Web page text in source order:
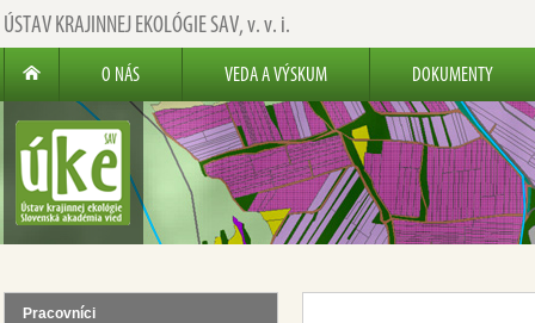
ÚSTAV KRAJINNEJ EKOLÓGIE SAV,v. v. i.
O NÁS VEDA A VÝSKUM DOKUMENTY
Pracovníci